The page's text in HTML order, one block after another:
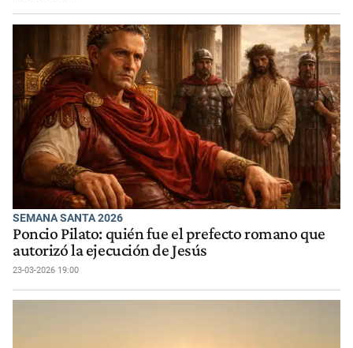
SEMANA SANTA 2026
Poncio Pilato: quién fue el prefecto romano que
autorizó la ejecución de Jesús
23-03-2026 19:00